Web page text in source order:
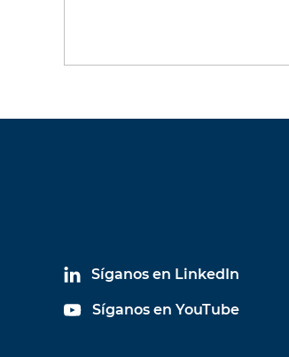
Síganos en LinkedIn
Síganos en YouTube